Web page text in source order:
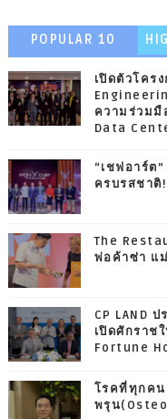
POPULAR 10
เปิดตัวโคร
ความร่วมมื
Data
“เชฟอาร์ต
ครบรสชาติ
The
พ่อค้าซ่า แ
CP LAND
เปิดศักราช
Fortune
โรคที่ทุกคน
พรุน